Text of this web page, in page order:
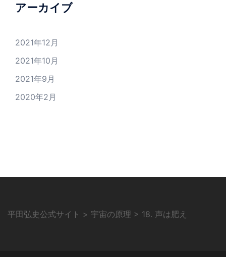
アーカイブ
2021年12月
2021年10月
2021年9月
2020年2月
平田弘史公式サイト > 宇宙の原理 > 18. 声は肥え